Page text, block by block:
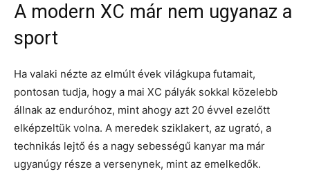
A modern XC már nem ugyanaz a
sport
Ha valaki nézte az elmúlt évek világkupa futamait,
pontosan tudja, hogy a mai XC pályák sokkal közelebb
állnak az enduróhoz, mint ahogy azt 20 évvel ezelőtt
elképzeltük volna. A meredek sziklakert, az ugrató, a
technikás lejtő és a nagy sebességű kanyar ma már
ugyanúgy része a versenynek, mint az emelkedők.